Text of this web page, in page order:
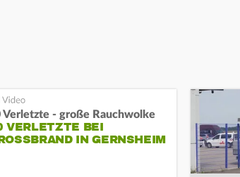
Verletzte - große Rauchwolke
VERLETZTE BEI
IN GERNSHEIM